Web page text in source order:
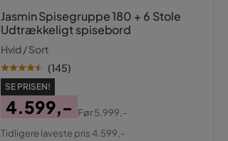
Jasmin Spisegruppe 180 + 6 Stole
Udtrækkeligt spisebord
Hvid / Sort
(145)
SE PRISEN!
Pris
4.599,-
Original
Før5.999,-
Tidligere laveste pris 4.599,-